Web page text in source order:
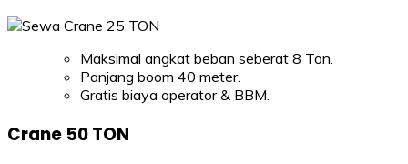
Maksimal angkat beban seberat 8 Ton.
Panjang boom 40 meter.
Gratis biaya operator & BBM.
Crane 50 TON